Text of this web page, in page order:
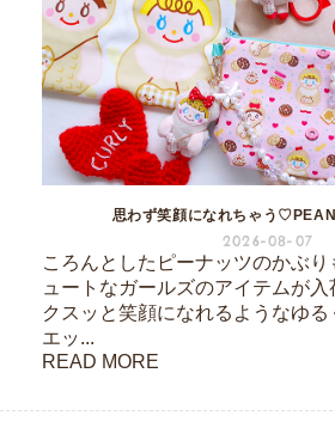
思わず笑顔になれちゃう
2026-08-07
ころんとしたピーナッツのかぶり
ュートなガールズのアイテムが
クスッと笑顔になれるようなゆ
エッ...
READ MORE